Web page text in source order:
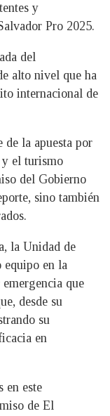
y
Pro 2025.
del
alto nivel que ha
internacional de
de la apuesta por
y el turismo
del Gobierno
sino también
la Unidad de
equipo en la
que
desde su
su
en
en este
de El